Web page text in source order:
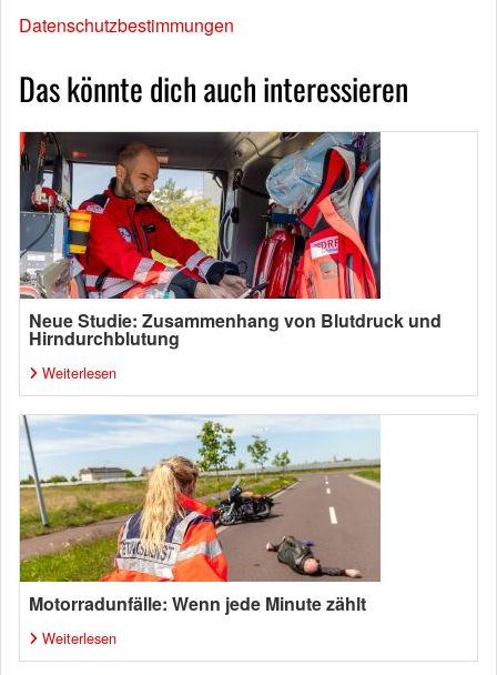
Datenschutzbestimmungen
Das könnte dich auch interessieren
Neue Studie: Zusammenhang von Blutdruck und
Hirndurchblutung
Weiterlesen
Motorradunfälle: Wenn jede Minute zählt
Weiterlesen